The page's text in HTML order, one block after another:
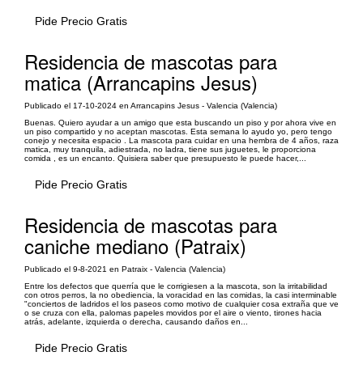
Pide Precio Gratis
Residencia de mascotas para
matica (Arrancapins Jesus)
Publicado el 17-10-2024 en Arrancapins Jesus - Valencia (Valencia)
Buenas. Quiero ayudar a un amigo que esta buscando un piso y por ahora vive en
un piso compartido y no aceptan mascotas. Esta semana lo ayudo yo, pero tengo
conejo y necesita espacio . La mascota para cuidar en una hembra de 4 años, raza
matica, muy tranquila, adiestrada, no ladra, tiene sus juguetes, le proporciona
comida , es un encanto. Quisiera saber que presupuesto le puede hacer,...
Pide Precio Gratis
Residencia de mascotas para
caniche mediano (Patraix)
Publicado el 9-8-2021 en Patraix - Valencia (Valencia)
Entre los defectos que querría que le corrigiesen a la mascota, son la irritabilidad
con otros perros, la no obediencia, la voracidad en las comidas, la casi interminable
"conciertos de ladridos el los paseos como motivo de cualquier cosa extraña que ve
o se cruza con ella, palomas papeles movidos por el aire o viento, tirones hacia
atrás, adelante, izquierda o derecha, causando daños en...
Pide Precio Gratis